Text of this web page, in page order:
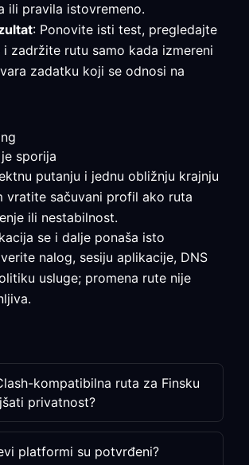
ili pravila istovremeno.
: Ponovite isti test, pregledajte
i zadržite rutu samo kada izmereni
zadatku koji se odnosi na
sporija
putanju i jednu obližnju krajnju
vratite sačuvani profil ako ruta
ili nestabilnost.
se i dalje ponaša isto
nalog, sesiju aplikacije, DNS
usluge; promena rute nije
kompatibilna ruta za Finsku
privatnost?
platformi su potvrđeni?